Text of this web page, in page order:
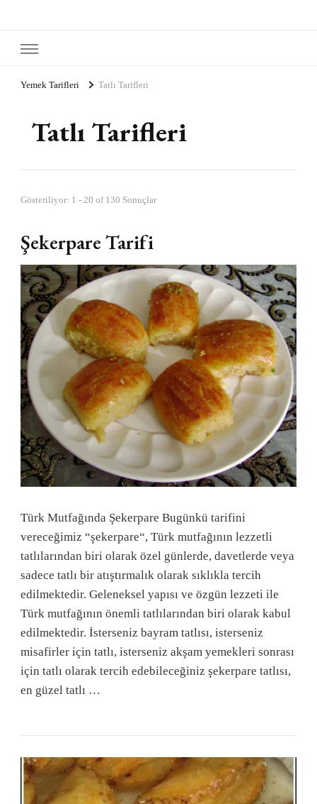
Yemek Tarifleri Tatlı Tarifleri
Tatlı Tarifleri
Gösteriliyor: 1 - 20 of 130 Sonuçlar
Şekerpare Tarifi
Türk Mutfağında Şekerpare Bugünkü tarifini
vereceğimiz “şekerpare“, Türk mutfağının lezzetli
tatlılarından biri olarak özel günlerde, davetlerde veya
sadece tatlı bir atıştırmalık olarak sıklıkla tercih
edilmektedir. Geleneksel yapısı ve özgün lezzeti ile
Türk mutfağının önemli tatlılarından biri olarak kabul
edilmektedir. İsterseniz bayram tatlısı, isterseniz
misafirler için tatlı, isterseniz akşam yemekleri sonrası
için tatlı olarak tercih edebileceğiniz şekerpare tatlısı,
en güzel tatlı …